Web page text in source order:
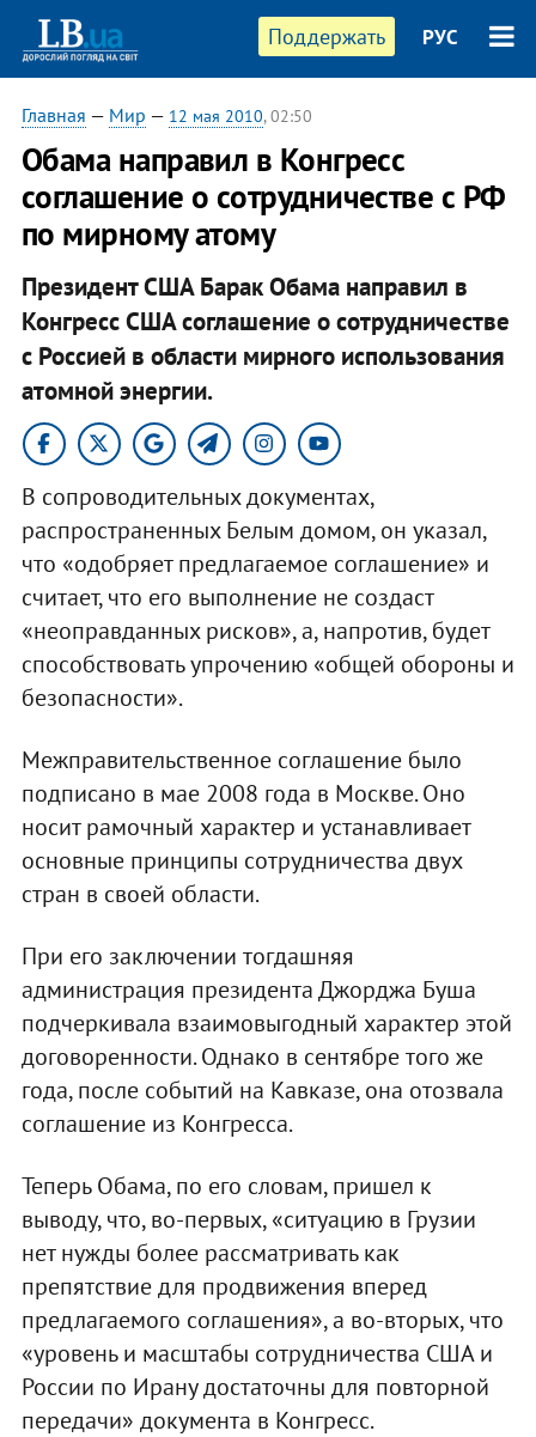
Поддержать РУС
Главная — Мир — 12 мая 2010, 02:50
Обама направил в Конгресс
соглашение о сотрудничестве с РФ
по мирному атому
Президент США Барак Обама направил в
Конгресс США соглашение о сотрудничестве
с Россией в области мирного использования
атомной энергии.
В сопроводительных документах,
распространенных Белым домом, он указал,
что «одобряет предлагаемое соглашение» и
считает, что его выполнение не создаст
«неоправданных рисков», а, напротив, будет
способствовать упрочению «общей обороны и
безопасности».
Межправительственное соглашение было
подписано в мае 2008 года в Москве. Оно
носит рамочный характер и устанавливает
основные принципы сотрудничества двух
стран в своей области.
При его заключении тогдашняя
администрация президента Джорджа Буша
подчеркивала взаимовыгодный характер этой
договоренности. Однако в сентябре того же
года, после событий на Кавказе, она отозвала
соглашение из Конгресса.
Теперь Обама, по его словам, пришел к
выводу, что, во-первых, «ситуацию в Грузии
нет нужды более рассматривать как
препятствие для продвижения вперед
предлагаемого соглашения», а во-вторых, что
«уровень и масштабы сотрудничества США и
России по Ирану достаточны для повторной
передачи» документа в Конгресс.